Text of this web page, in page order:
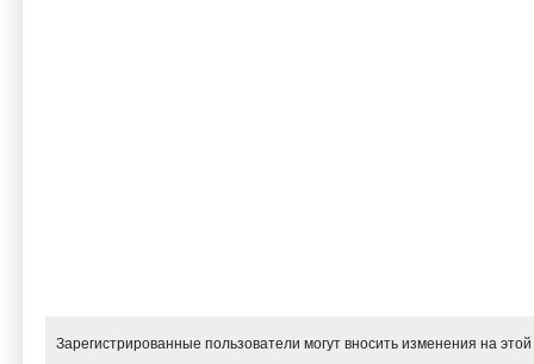
Зарегистрированные пользователи могут вносить изменения на